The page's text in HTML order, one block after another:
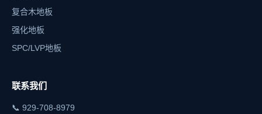
复合木地板
强化地板
SPC/LVP地板
联系我们
📞 929-708-8979